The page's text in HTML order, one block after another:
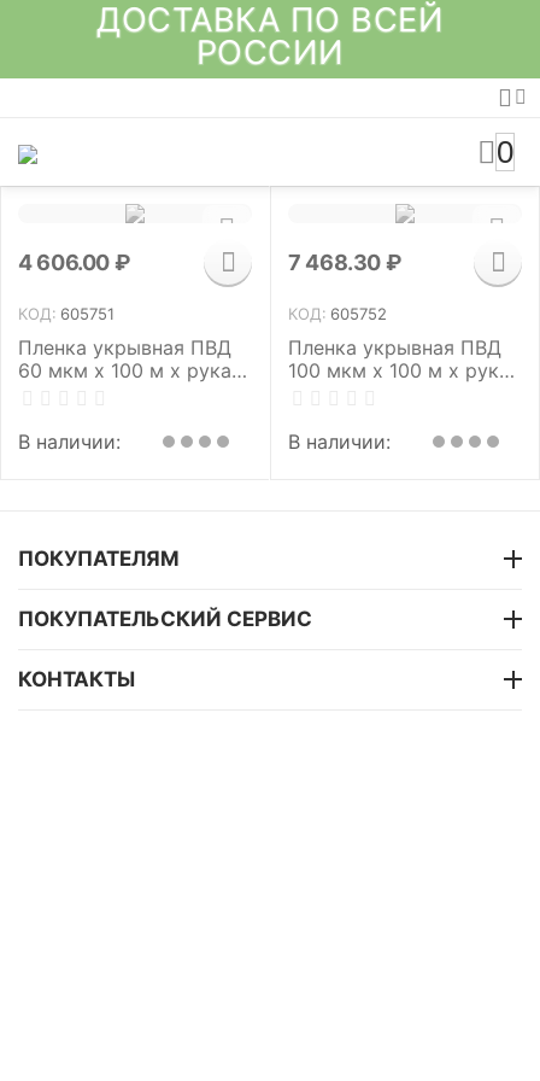
ДОСТАВКА ПО ВСЕЙ
РОССИИ
0
4 606.00₽
КОД: 605751
Пленка укрывная ПВД
60 мкм x 100 м x рукав
сырье)
В наличии:
7 468.30₽
КОД: 605752
Пленка укрывная ПВД
100 мкм x 100 м x рукав
сырье)
В наличии:
ПОКУПАТЕЛЯМ
ПОКУПАТЕЛЬСКИЙ СЕРВИС
КОНТАКТЫ